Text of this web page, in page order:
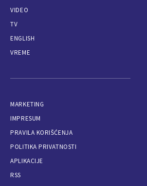
VIDEO
TV
ENGLISH
VREME
MARKETING
IMPRESUM
PRAVILA KORIŠĆENJA
POLITIKA PRIVATNOSTI
APLIKACIJE
RSS